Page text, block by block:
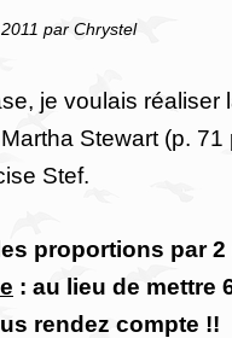
par Chrystel
je voulais réaliser
Stewart (p.
Stef.
proportions par 2
: au lieu de mettre
rendez compte !!